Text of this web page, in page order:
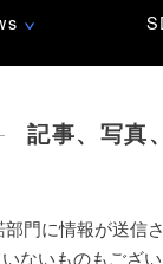
∨
記事、写真
門に情報が送信
ないものもござ